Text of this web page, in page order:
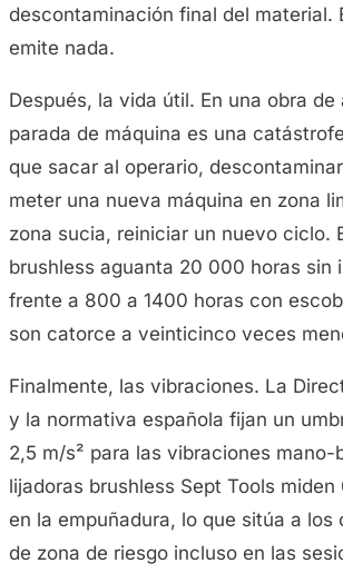
descontaminación final del material.
emite nada.
Después, la vida útil. En una obra
parada de máquina es una
que sacar al operario,
meter una nueva máquina en zona
zona sucia, reiniciar un nuevo ciclo.
brushless aguanta 20 000 horas sin
frente a 800 a 1400 horas con
son catorce a veinticinco veces
Finalmente, las vibraciones. La
y la normativa española fijan un
2,5 m/s² para las vibraciones mano-
lijadoras brushless Sept Tools
en la empuñadura, lo que sitúa a los
de zona de riesgo incluso en las